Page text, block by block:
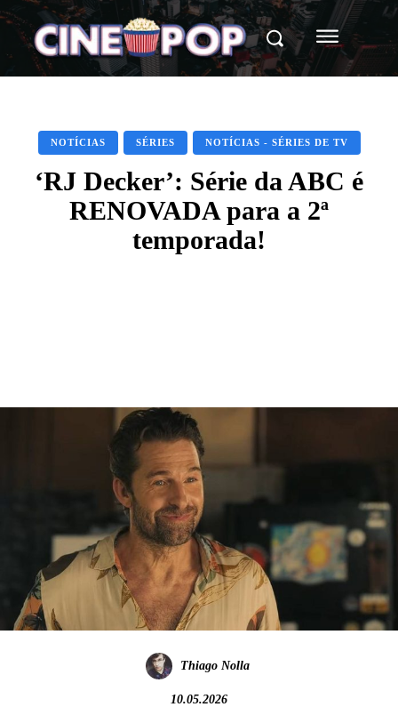
NOTÍCIAS SÉRIES NOTÍCIAS - SÉRIES DE TV
‘RJ Decker’: Série da ABC é
RENOVADA para a 2ª
temporada!
Thiago Nolla
10.05.2026